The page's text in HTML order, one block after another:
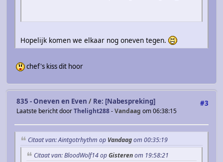
Hopelijk komen we elkaar nog oneven tegen.
chef's kiss dit hoor
#3
835 - Oneven en Even / Re: [Nabespreking]
Laatste bericht doorThelight288-Vandaag om 06:38:15
Citaat van: Aintgotrhythm op Vandaagom 00:35:19
Citaat van: BloodWolf14 opGisterenom 19:58:21